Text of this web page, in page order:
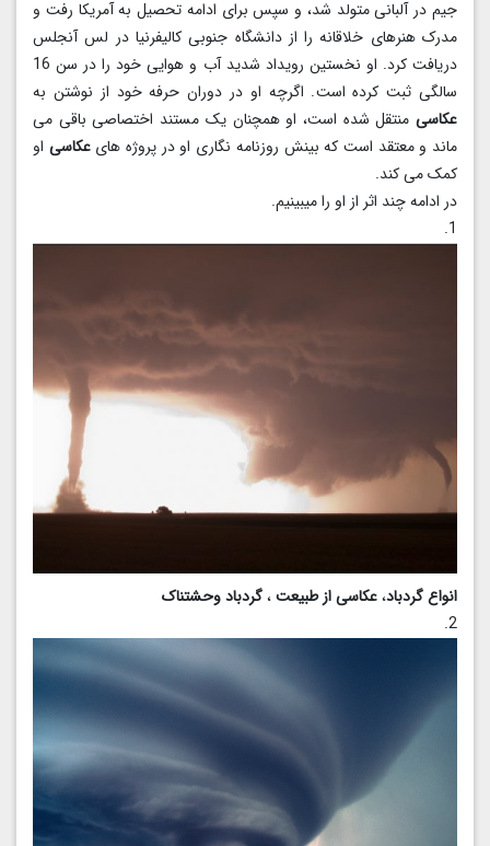
جیم در آلبانی متولد شد، و سپس برای ادامه تحصیل به آمریکا رفت و
مدرک هنرهای خلاقانه را از دانشگاه جنوبی کالیفرنیا در لس آنجلس
دریافت کرد. او نخستین رویداد شدید آب و هوایی خود را در سن 16
سالگی ثبت کرده است. اگرچه او در دوران حرفه خود از نوشتن به
عکاسیمنتقل شده است، او همچنان یک مستند اختصاصی باقی می
ماند و معتقد است که بینش روزنامه نگاری او در پروژه های عکاسیاو
کمک می کند.
در ادامه چند اثر از او را میبینیم.
انواع گردباد،عکاسی از طبیعت،گردباد وحشتناک
2.